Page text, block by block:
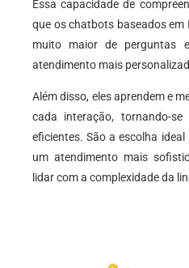
Essa capacidade de
que os chatbots baseados em
muito maior de perguntas
atendimento mais
Além disso, eles aprendem e
cada interação, tornando-
eficientes. São a escolha
um atendimento mais
lidar com a complexidade da